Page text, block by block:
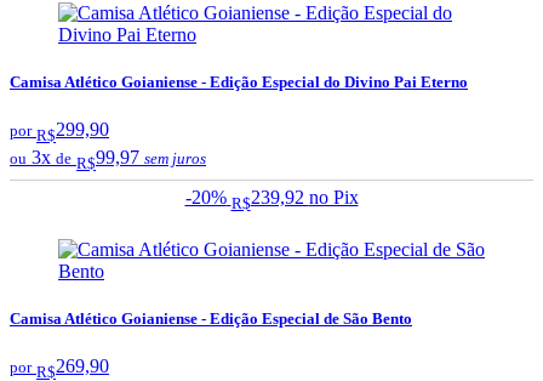
Camisa Atlético Goianiense - Edição Especial do Divino Pai Eterno
por R$299,90
ou 3x de R$99,97 sem juros
-20% R$239,92 no Pix
Camisa Atlético Goianiense - Edição Especial de São Bento
por R$269,90